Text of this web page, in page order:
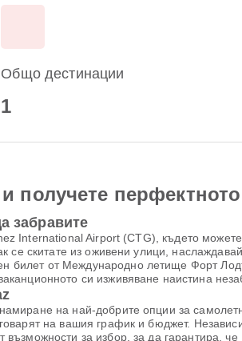
Общо дестинации
1
получете
забравите
International Airport (CTG), където
се скитате из оживени улици,
билет от Международно летище Форт
си изживяване наистина
на най-добрите опции за
на вашия график и бюджет.
за избор, за да гарантира,